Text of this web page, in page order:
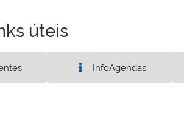
úteis
InfoAgendas